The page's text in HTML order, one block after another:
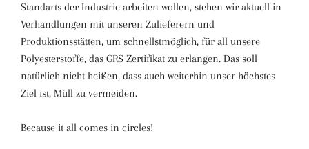
Standarts der Industrie arbeiten wollen, stehen wir aktuell in
Verhandlungen mit unseren Zulieferern und
Produktionsstätten, um schnellstmöglich, für all unsere
Polyesterstoffe, das GRS Zertifikat zu erlangen. Das soll
natürlich nicht heißen, dass auch weiterhin unser höchstes
Ziel ist, Müll zu vermeiden.
Because it all comes in circles!